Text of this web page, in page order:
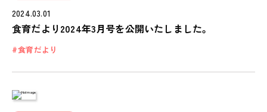
2024.03.01
食育だより2024年3月号を公開いたしました。
食育だより